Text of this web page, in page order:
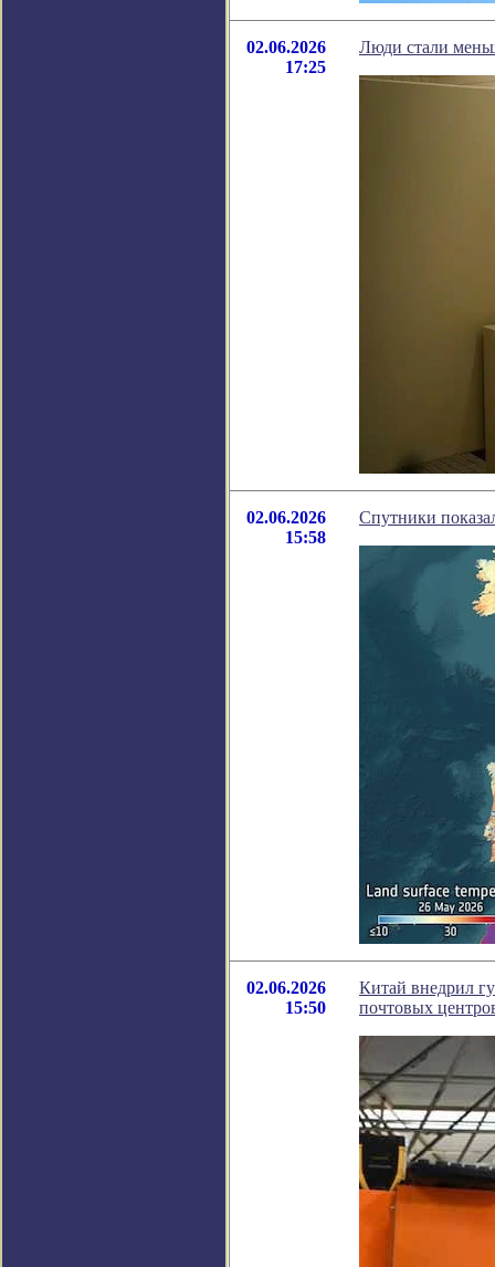
02.06.2026
17:25
Люди стали
02.06.2026
15:58
Спутники
02.06.2026
15:50
Китай внедрил
почтовых